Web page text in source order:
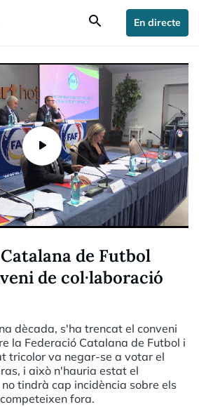
search En directe
de Futbol
de col·laboració
dècada, s'ha trencat el conveni
la Federació Catalana de Futbol i
tricolor va negar-se a votar el
i això n'hauria estat el
tindrà cap incidència sobre els
fora.